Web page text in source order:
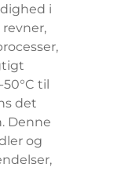
i
til
det
Denne
og